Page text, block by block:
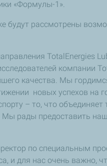
«Формулы-1».
будут рассмотрены
TotalEnergies
компании
качества. Мы
новых успехов на
– то, что
рады предоставить
по специальным
и для нас очень важно,